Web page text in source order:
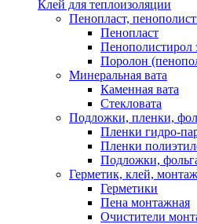
Клей для теплоизоляции
Пенопласт,
Пенопласт
Пенополистирол
Поролон
Минеральная вата
Каменная вата
Стекловата
Подложки, пленки,
Пленки гидро-
Пленки
Подложки,
Герметик, клей,
Герметики
Пена монтажная
Очистители